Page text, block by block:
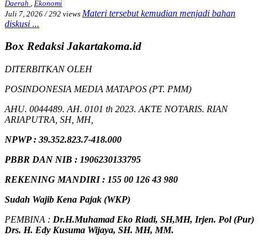
Daerah
Ekonomi
Juli 7, 2026 / 292 views Materi tersebut kemudian menjadi bahan
diskusi ...
Box Redaksi Jakartakoma.id
DITERBITKAN OLEH
POSINDONESIA MEDIA MATAPOS (PT. PMM)
AHU. 0044489. AH. 0101 th 2023. AKTE NOTARIS. RIAN
ARIAPUTRA, SH, MH,
NPWP: 39.352.823.7-418.000
PBBR DAN NIB : 1906230133795
REKENING MANDIRI : 155 00 126 43 980
Sudah Wajib Kena Pajak (WKP)
PEMBINA : Dr.H.Muhamad Eko Riadi, SH,MH, Irjen. Pol (Pur)
Drs. H. Edy Kusuma Wijaya, SH. MH, MM.